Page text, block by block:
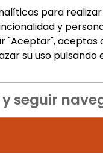
para
y
"Aceptar", aceptas
su uso pulsando
y seguir